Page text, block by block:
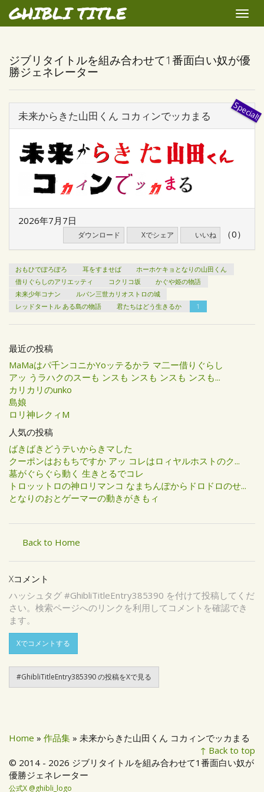
GHIBLI TITLE
Toggle
ジブリタイトルを組み合わせて1番面白い奴が優
勝ジェネレーター
未来からきた山田くん コカィンでッカまる
2026年7月7日
ダウンロード Xでシェア いいね （0）
おもひでぽろぽろ 耳をすませば
ホーホケキョとなりの山田くん
借りぐらしのアリエッティ
コクリコ坂
かぐや姫の物語
未来少年コナン
ルパン三世カリオストロの城
レッドタートル ある島の物語
君たちはどう生きるか 1
最近の投稿
MaMaはパ千ンコニかYoッテるかラ マ二ー借りぐらし
アッ うラハクのスーも ンスも ンスも ンスも ンスも...
カリカリのunko
島娘
ロリ神レクィM
人気の投稿
ばきばきどうテいからきマした
クーポンはおもちですか アッ コレはロィヤルホストのク...
墓がぐらぐら動く 生きとるでコレ
トロッットロの神ロリマンコ なまちんぽからドロドロのせ...
となりのおとゲーマーの動きがきもィ
Back to Home
Xコメント
ハッシュタグ #GhibliTitleEntry385390 を付けて投稿してくだ
さい。検索ページへのリンクを利用してコメントを確認でき
ます。
Xでコメントする
#GhibliTitleEntry385390 の投稿をXで見る
Home » 作品集 » 未来からきた山田くん コカィンでッカまる
↑ Back to top
© 2014 - 2026 ジブリタイトルを組み合わせて1番面白い奴が
優勝ジェネレーター
公式X @ghibli_logo